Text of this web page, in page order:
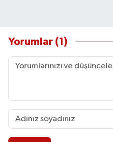
Yorumlar (1)